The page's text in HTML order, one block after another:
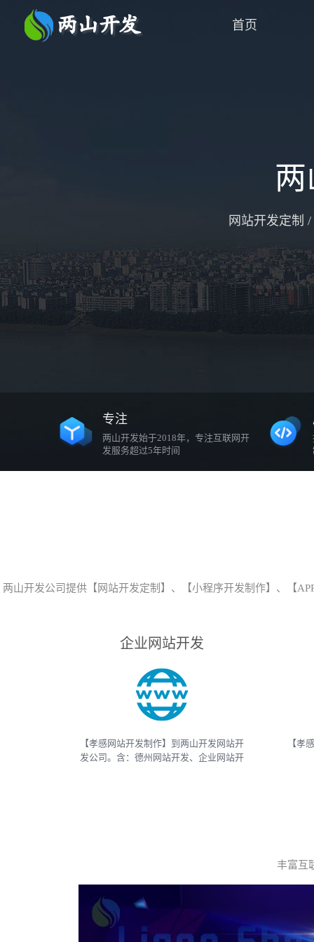
首页
网站开发定制
专注
两山开发始于2018年，专注互联网开
发服务超过5年时间
两山开发公司提供【网站开发定制】、【小程序开发制作】、【
企业网站开发
【孝感网站开发制作】到两山开发网站开
发公司。含：德州网站开发、企业网站开
【孝
丰富互